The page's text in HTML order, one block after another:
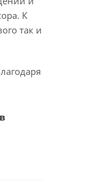
К
так и